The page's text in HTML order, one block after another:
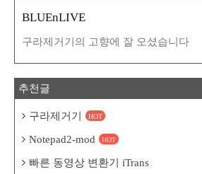
BLUEnLIVE
구라제거기의 고향에 잘 오셨습니다
추천글
구라제거기 HOT
Notepad2-mod HOT
빠른 동영상 변환기 iTrans